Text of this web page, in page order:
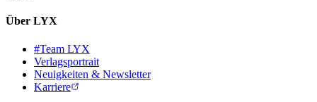
Über LYX
#Team LYX
Verlagsportrait
Neuigkeiten & Newsletter
Karriere